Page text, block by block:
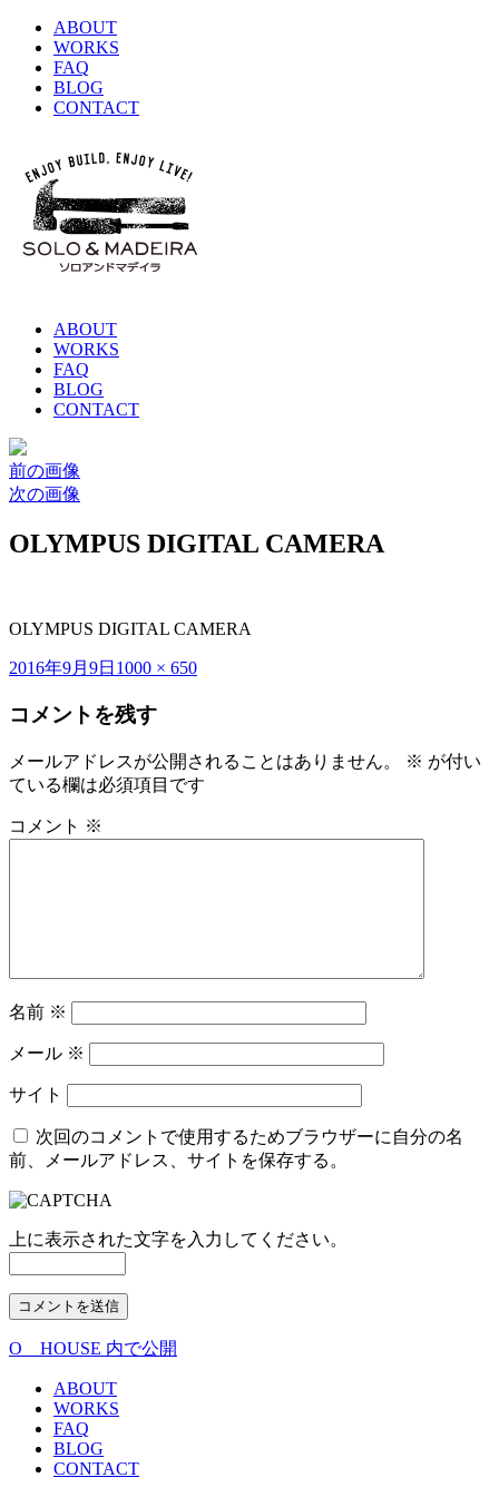
ABOUT
WORKS
FAQ
BLOG
CONTACT
ABOUT
WORKS
FAQ
BLOG
CONTACT
前の画像
次の画像
OLYMPUS DIGITAL CAMERA
OLYMPUS DIGITAL CAMERA
投
日:
2016年9月9日 フ
サ
ズ
1000 × 650
コメントを残す
メールアドレスが公開されることはありません。 ※ が付い
ている欄は必須項目です
コメント ※
名前 ※
メール ※
サイト
次回のコメントで使用するためブラウザーに自分の名
前、メールアドレス、サイトを保存する。
上に表示された文字を入力してください。
投
O HOUSE 内で公開
ABOUT
WORKS
FAQ
BLOG
CONTACT